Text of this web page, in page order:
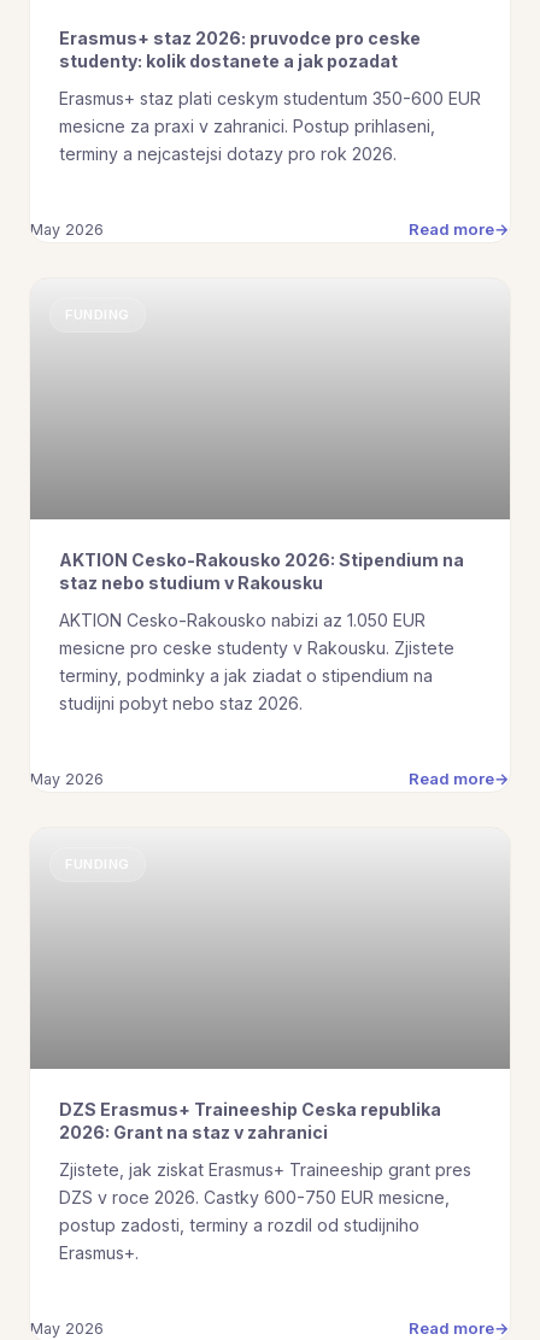
Erasmus+ staz 2026: pruvodce pro ceske
studenty: kolik dostanete a jak pozadat
Erasmus+ staz plati ceskym studentum 350-600 EUR
mesicne za praxi v zahranici. Postup prihlaseni,
terminy a nejcastejsi dotazy pro rok 2026.
May 2026 Read more
FUNDING
AKTION Cesko-Rakousko 2026: Stipendium na
staz nebo studium v Rakousku
AKTION Cesko-Rakousko nabizi az 1.050 EUR
mesicne pro ceske studenty v Rakousku. Zjistete
terminy, podminky a jak ziadat o stipendium na
studijni pobyt nebo staz 2026.
May 2026 Read more
FUNDING
DZS Erasmus+ Traineeship Ceska republika
2026: Grant na staz v zahranici
Zjistete, jak ziskat Erasmus+ Traineeship grant pres
DZS v roce 2026. Castky 600-750 EUR mesicne,
postup zadosti, terminy a rozdil od studijniho
Erasmus+.
May 2026 Read more